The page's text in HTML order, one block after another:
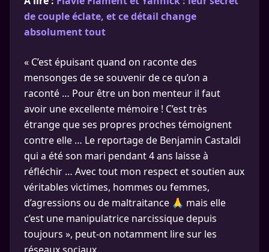
de couple éclate, et ce détail change
absolument tout
« C’est épuisant quand on raconte des
mensonges de se souvenir de ce qu’on a
raconté … Pour être un bon menteur il faut
avoir une excellente mémoire ! C’est très
étrange que ses propres proches témoignent
contre elle … Le reportage de Benjamin Castaldi
qui a été son mari pendant 4 ans laisse à
réfléchir … Avec tout mon respect et soutien aux
véritables victimes, hommes ou femmes,
d’agressions ou de maltraitance 🙏 mais elle
c’est une manipulatrice narcissique depuis
toujours », peut-on notamment lire sur les